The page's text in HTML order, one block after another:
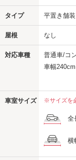
タイプ 平置き舗装
屋根 なし
対応車種
普通車/コ
車幅
車室サイズ ※サイズを
全
横